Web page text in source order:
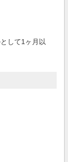
して1ヶ月以